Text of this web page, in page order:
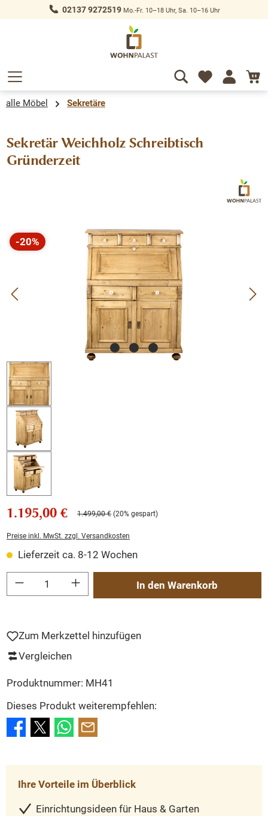
springen 02137 9272519Mo.-Fr. 10–18 Uhr, Sa. 10–16 Uhr
alle Möbel Sekretäre
Sekretär Weichholz Schreibtisch
Gründerzeit
Bildergalerie überspringen
-20%
Rabatt
1.195,00 € 1.499,00 € (20% gespart)
Preise inkl. MwSt. zzgl. Versandkosten
Lieferzeit ca. 8-12 Wochen
Produkt Anzahl: Gib den gewünschten Wert ein oder benutze die Schaltflächen
In den Warenkorb
Zum Merkzettel hinzufügen
Vergleichen
Produktnummer: MH41
Dieses Produkt weiterempfehlen:
Ihre Vorteile im Überblick
Einrichtungsideen für Haus & Garten